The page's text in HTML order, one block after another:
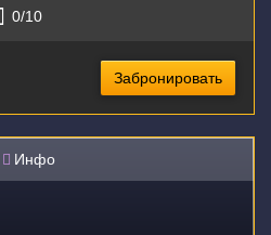
0/10
Забронировать
Инфо